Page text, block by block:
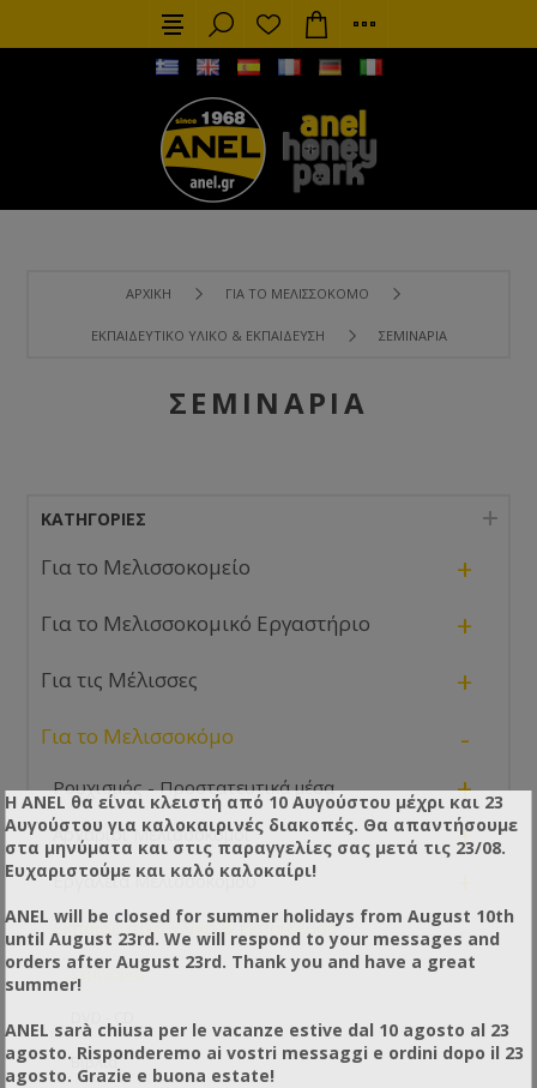
ΑΡΧΙΚΉ ΓΙΑ ΤΟ ΜΕΛΙΣΣΟΚΌΜΟ
ΕΚΠΑΙΔΕΥΤΙΚΌ ΥΛΙΚΌ & ΕΚΠΑΊΔΕΥΣΗ ΣΕΜΙΝΆΡΙΑ
ΣΕΜΙΝΆΡΙΑ
ΚΑΤΗΓΟΡΊΕΣ
Για το Μελισσοκομείο +
Για το Μελισσοκομικό Εργαστήριο +
Για τις Μέλισσες +
Για το Μελισσοκόμο -
Ρουχισμός - Προστατευτικά μέσα +
Αρχάριοι Μελισσοκόμοι +
Εργαλεία Μελισσοκόμου
Εκπαιδευτικό Υλικό & Εκπαίδευση -
Σεμινάρια
Βιβλία
Η ANEL θα είναι κλειστή από 10 Αυγούστου μέχρι και 23
Αυγούστου για καλοκαιρινές διακοπές. Θα απαντήσουμε
στα μηνύματα και στις παραγγελίες σας μετά τις 23/08.
Ευχαριστούμε και καλό καλοκαίρι!
ANEL will be closed for summer holidays from August 10th
until August 23rd. We will respond to your messages and
orders after August 23rd. Thank you and have a great
summer!
ANEL sarà chiusa per le vacanze estive dal 10 agosto al 23
agosto. Risponderemo ai vostri messaggi e ordini dopo il 23
agosto. Grazie e buona estate!